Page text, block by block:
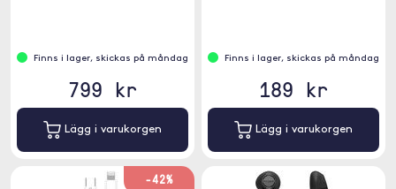
Finns i lager, skickas på måndag
799 kr
Lägg i varukorgen
Finns i lager, skickas på måndag
189 kr
Lägg i varukorgen
-42%